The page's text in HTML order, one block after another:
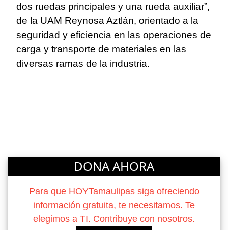
dos ruedas principales y una rueda auxiliar”,
de la UAM Reynosa Aztlán, orientado a la
seguridad y eficiencia en las operaciones de
carga y transporte de materiales en las
diversas ramas de la industria.
DONA AHORA
Para que HOYTamaulipas siga ofreciendo
información gratuita, te necesitamos. Te
elegimos a TI. Contribuye con nosotros.